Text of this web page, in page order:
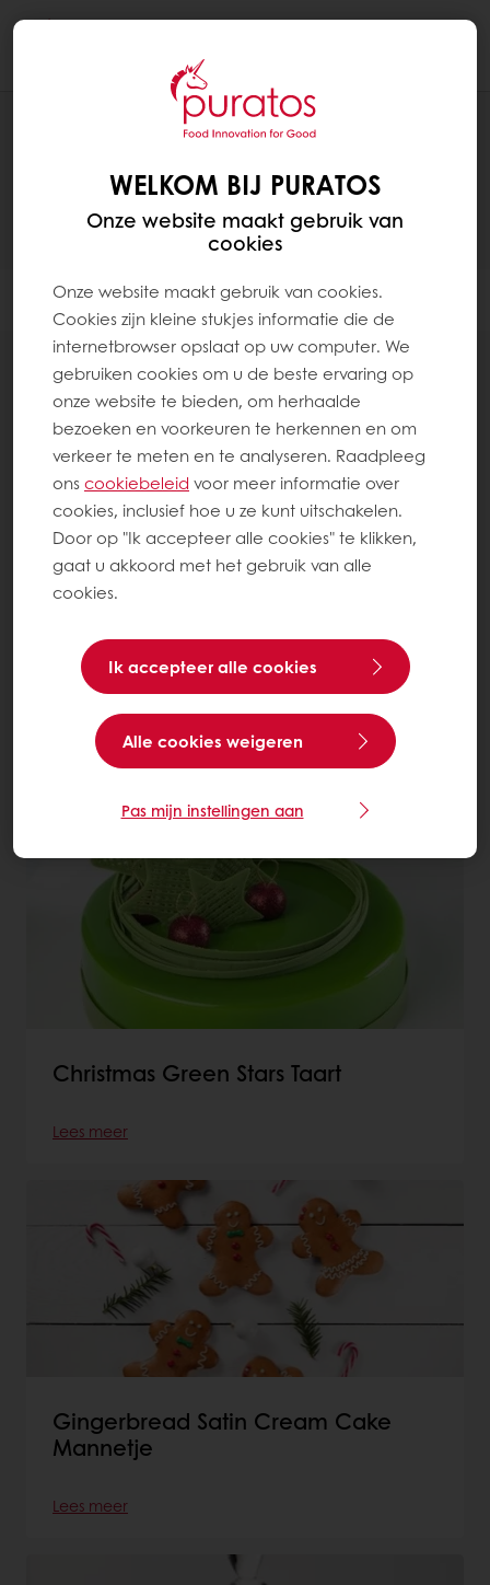
Filter
90items
Citroen Cheesecake Meringue
Tartelette
Christmas Green Stars Taart
Lees meer
Gingerbread Satin Cream Cake
Mannetje
Lees meer
WELKOM BIJ PURATOS
Onze website maakt gebruik van
cookies
Onze website maakt gebruik van cookies.
Cookies zijn kleine stukjes informatie die de
internetbrowser opslaat op uw computer. We
gebruiken cookies om u de beste ervaring op
onze website te bieden, om herhaalde
bezoeken en voorkeuren te herkennen en om
verkeer te meten en te analyseren. Raadpleeg
onscookiebeleid voor meer informatie over
cookies, inclusief hoe u ze kunt uitschakelen.
Door op "Ik accepteer alle cookies" te klikken,
gaat u akkoord met het gebruik van alle
cookies.
Ik accepteer alle cookies
Alle cookies weigeren
Pas mijn instellingen aan